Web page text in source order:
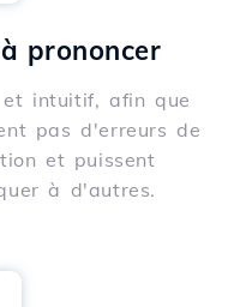
prononcer
et intuitif, afin que
pas d'erreurs de
et puissent
à d'autres.